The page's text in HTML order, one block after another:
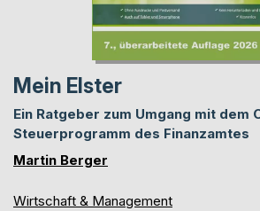
Mein Elster
Ein Ratgeber zum Umgang mit dem
Steuerprogramm des Finanzamtes
Martin Berger
Wirtschaft & Management